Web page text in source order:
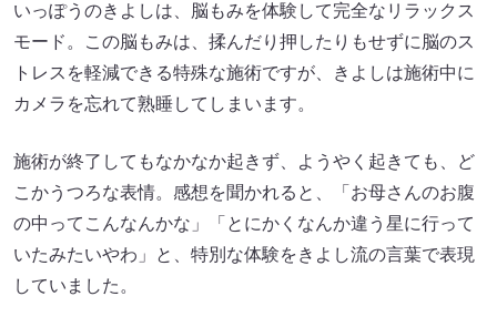
いっぽうのきよしは、脳もみを体験して完全なリラックス
モード。この脳もみは、揉んだり押したりもせずに脳のス
トレスを軽減できる特殊な施術ですが、きよしは施術中に
カメラを忘れて熟睡してしまいます。
施術が終了してもなかなか起きず、ようやく起きても、ど
こかうつろな表情。感想を聞かれると、「お母さんのお腹
の中ってこんなんかな」「とにかくなんか違う星に行って
いたみたいやわ」と、特別な体験をきよし流の言葉で表現
していました。